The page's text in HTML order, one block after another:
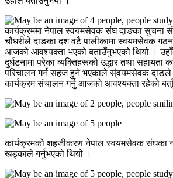
कार्यक्रममा नेपाल स्वयमसेवक संघ दाङका सुचना
चौधरीले दाङका दश वटै पालीकामा स्वयमसेवक गठन
आजको आवश्यक्ता भएको बताउँनुभएको थियो ।
दुर्घटनामा परेका व्यक्तिहरूको उद्धार तथा सहायता
परिचालन गर्न सहज हुने भएकाले स्ंवयमसेवक दाङले
कार्यक्रम संचालन गर्नु आजको आवश्यक्ता रहेको
कार्यक्रमको शहजीकरण नेपाल स्वयमसेवक संघका
खड्काले गर्नुभएको थियो ।